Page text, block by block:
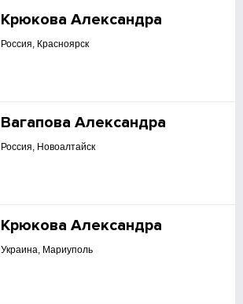
Крюкова Александра
Россия, Красноярск
Вагапова Александра
Россия, Новоалтайск
Крюкова Александра
Украина, Мариуполь